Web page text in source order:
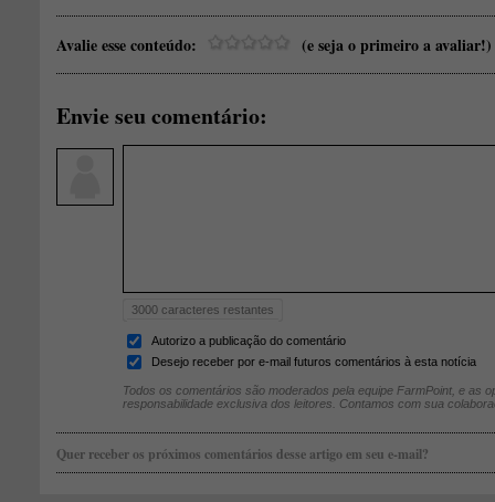
Avalie esse conteúdo: (e seja o primeiro a avaliar!)
Envie seu comentário:
3000 caracteres restantes
Autorizo a publicação do comentário
Desejo receber por e-mail futuros comentários à esta notícia
Todos os comentários são moderados pela equipe FarmPoint, e as
responsabilidade exclusiva dos leitores. Contamos com sua
Quer receber os próximos comentários desse artigo em seu e-mail?